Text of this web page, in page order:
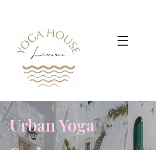
Urban Yoga